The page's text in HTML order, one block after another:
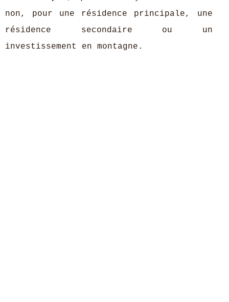
non, pour une résidence principale, une
résidence secondaire ou un
investissement en montagne.